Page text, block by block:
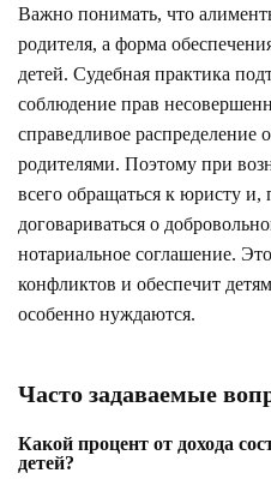
Важно понимать, что
родителя, а форма
детей. Судебная практика
соблюдение прав
справедливое распределение
родителями. Поэтому при
всего обращаться к юристу и,
договариваться о
нотариальное соглашение.
конфликтов и обеспечит
особенно нуждаются.
Часто задаваемые
Какой процент от дохода
детей?